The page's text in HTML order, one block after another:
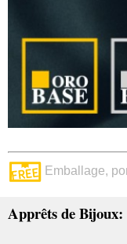
Emballage,
Apprêts de Bijoux: